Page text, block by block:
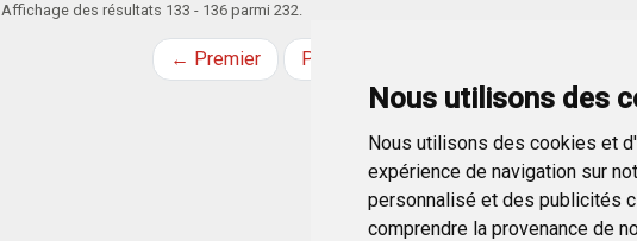
Nous utilisons des
Nous utilisons des cookies et
expérience de navigation sur
personnalisé et des publicités
comprendre la provenance de
Affichage des résultats 133 - 136 parmi 232.
← Premier Précédent